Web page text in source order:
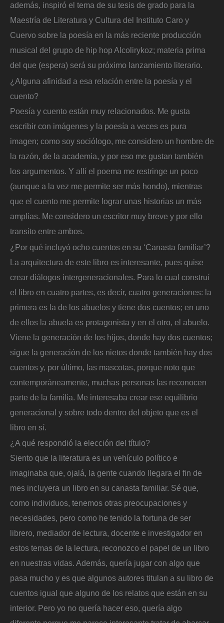
además, inspiró el tema de su tesis de grado para la
Maestría de Literatura y Cultura del Instituto Caro y
Cuervo sobre la poesía en la más reciente producción
musical del grupo de hip hop Alcolirykoz; materia prima
del que (espera) será su próximo lanzamiento literario.
¿Alguna afinidad a esa relación entre la poesía y el
cuento?
Poesía y cuento están muy relacionados. Me gusta
escribir con imágenes y la poesía a veces es pura
imagen; como soy sociólogo, me considero un hombre de
la razón, de la academia, y por eso me gustan también
los argumentos. Y allí el poema me restringe un poco
(aunque a la vez me permite ser más hondo), mientras
que el cuento me permite lograr unas historias un más
amplias. Me considero un escritor muy breve y por ello
transito entre ambos.
¿Por qué incluyó ocho cuentos en su ‘Canasta familiar’?
La arquitectura de este libro es interesante, pues quise
crear diálogos intergeneracionales. Para lo cual construí
el libro en cuatro partes, es decir, cuatro generaciones: la
primera es la de los abuelos y tiene dos cuentos; en uno
de ellos la abuela es protagonista y en el otro, el abuelo.
Viene la generación de los hijos, donde hay dos cuentos;
sigue la generación de los nietos donde también hay dos
cuentos y, por último, las mascotas, porque noto que
contemporáneamente, muchas personas las reconocen
parte de la familia. Me interesaba crear ese equilibrio
generacional y sobre todo dentro del objeto que es el
libro en sí.
¿A qué respondió la elección del título?
Siento que la literatura es un vehículo político e
imaginaba que, ojalá, la gente cuando llegara el fin de
mes incluyera un libro en su canasta familiar. Sé que,
como individuos, tenemos otras preocupaciones y
necesidades, pero como he tenido la fortuna de ser
librero, mediador de lectura, docente e investigador en
estos temas de la lectura, reconozco el papel de un libro
en nuestras vidas. Además, quería jugar con algo que
pasa mucho y es que algunos autores titulan a su libro de
cuentos igual que alguno de los relatos que están en su
interior. Pero yo no quería hacer eso, quería algo